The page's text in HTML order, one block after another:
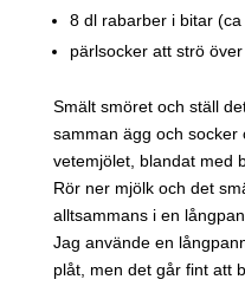
8 dl rabarber i bitar (ca
pärlsocker att strö
Smält smöret och ställ
samman ägg och socker
vetemjölet, blandat med
Rör ner mjölk och det
alltsammans i en
Jag använde en
plåt, men det går fint att